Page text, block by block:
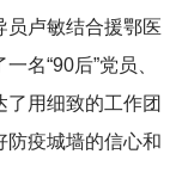
员卢敏结合援鄂医
名“90后”党员、
用细致的工作团
防疫城墙的信心和